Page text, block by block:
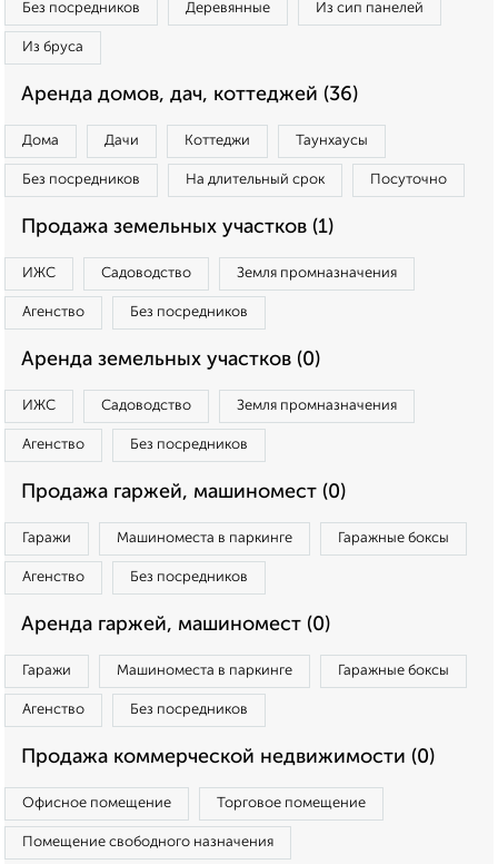
Без посредников Деревянные Из сип панелей
Из бруса
Аренда домов, дач, коттеджей (36)
Дома Дачи Коттеджи Таунхаусы
Без посредников На длительный срок Посуточно
Продажа земельных участков (1)
ИЖС Садоводство Земля промназначения
Агенство Без посредников
Аренда земельных участков (0)
ИЖС Садоводство Земля промназначения
Агенство Без посредников
Продажа гаржей, машиномест (0)
Гаражи Машиноместа в паркинге Гаражные боксы
Агенство Без посредников
Аренда гаржей, машиномест (0)
Гаражи Машиноместа в паркинге Гаражные боксы
Агенство Без посредников
Продажа коммерческой недвижимости (0)
Офисное помещение Торговое помещение
Помещение свободного назначения